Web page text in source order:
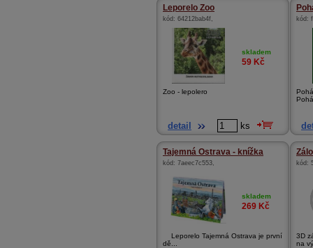
Leporelo Zoo
kód: 64212bab4f,
skladem
59 Kč
Zoo - lepolero
detail ks
kód:
Tajemná Ostrava - knížka
kód: 7aeec7c553,
skladem
269 Kč
Leporelo Tajemná Ostrava je první
dě...
kód:
3D
na